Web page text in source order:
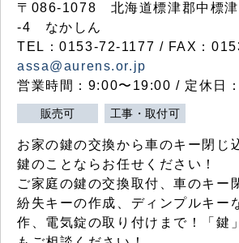
〒086-1078 北海道標津郡中標津
-4 なかしん
TEL：0153-72-1177 / FAX：
assa@aurens.or.jp
営業時間：9:00〜19:00 / 定休日
販売可 工事・取付可
お家の鍵の交換から車のキー閉じ
鍵のことならお任せください！
ご家庭の鍵の交換取付、車のキー
紛失キーの作成、ディンプルキー
作、電気錠の取り付けまで！「鍵